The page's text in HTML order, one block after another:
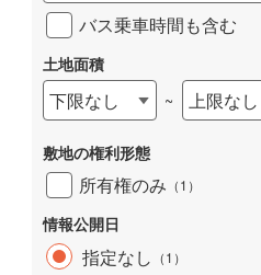
バス乗車時間も含む
土地面積
下限なし ~ 上限なし
敷地の権利形態
所有権のみ （1 ）
情報公開日
指定なし （1 ）